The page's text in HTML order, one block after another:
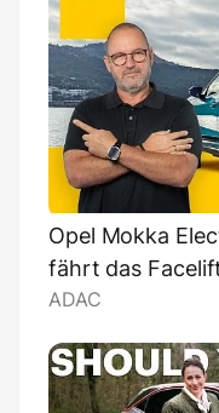
Opel Mokka
fährt das
ADAC